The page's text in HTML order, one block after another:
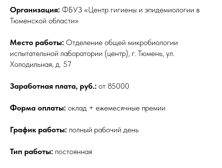
Организация: ФБУЗ «Центр гигиены и эпидемиологии в
Тюменской области»
Место работы: Отделение общей микробиологии
испытательной лаборатории (центр), г. Тюмень, ул.
Холодильная, д. 57
Заработная плата, руб.: от 85000
Форма оплаты: оклад + ежемесячные премии
График работы: полный рабочий день
Тип работы: постоянная